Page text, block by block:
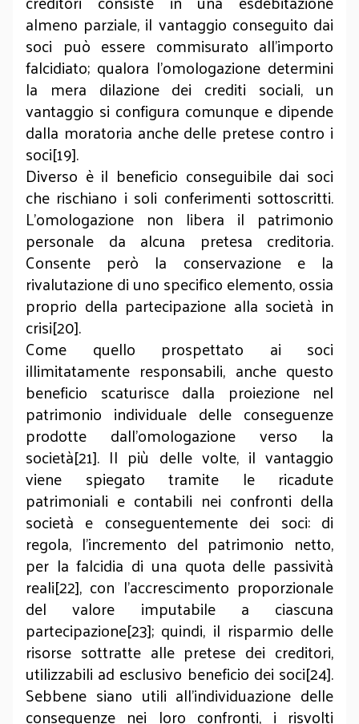
almeno parziale, il vantaggio conseguito dai
soci può essere commisurato all’importo
falcidiato; qualora l’omologazione determini
la mera dilazione dei crediti sociali, un
vantaggio si configura comunque e dipende
dalla moratoria anche delle pretese contro i
soci[19].
Diverso è il beneficio conseguibile dai soci
che rischiano i soli conferimenti sottoscritti.
L’omologazione non libera il patrimonio
personale da alcuna pretesa creditoria.
Consente però la conservazione e la
rivalutazione di uno specifico elemento, ossia
proprio della partecipazione alla società in
crisi[20].
Come quello prospettato ai soci
illimitatamente responsabili, anche questo
beneficio scaturisce dalla proiezione nel
patrimonio individuale delle conseguenze
prodotte dall’omologazione verso la
società[21]. Il più delle volte, il vantaggio
viene spiegato tramite le ricadute
patrimoniali e contabili nei confronti della
società e conseguentemente dei soci: di
regola, l’incremento del patrimonio netto,
per la falcidia di una quota delle passività
reali[22], con l’accrescimento proporzionale
del valore imputabile a ciascuna
partecipazione[23]; quindi, il risparmio delle
risorse sottratte alle pretese dei creditori,
utilizzabili ad esclusivo beneficio dei soci[24].
Sebbene siano utili all’individuazione delle
conseguenze nei loro confronti, i risvolti